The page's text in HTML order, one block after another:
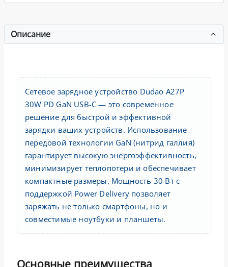
Описание
Сетевое зарядное устройство Dudao A27P
30W PD GaN USB-C — это современное
решение для быстрой и эффективной
зарядки ваших устройств. Использование
передовой технологии GaN (нитрид галлия)
гарантирует высокую энергоэффективность,
минимизирует теплопотери и обеспечивает
компактные размеры. Мощность 30 Вт с
поддержкой Power Delivery позволяет
заряжать не только смартфоны, но и
совместимые ноутбуки и планшеты.
Основные преимущества